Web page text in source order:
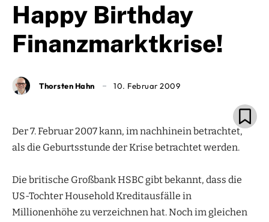
Happy Birthday
Finanzmarktkrise!
Thorsten Hahn 10. Februar 2009
Der 7. Februar 2007 kann, im nachhinein betrachtet,
als die Geburtsstunde der Krise betrachtet werden.
Die britische Großbank HSBC gibt bekannt, dass die
US-Tochter Household Kreditausfälle in
Millionenhöhe zu verzeichnen hat. Noch im gleichen